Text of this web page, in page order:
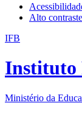
Alto contraste
IFB
Instituto
Ministério da